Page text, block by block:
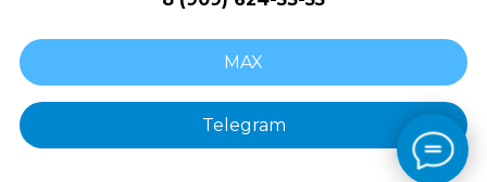
MAX
Telegram